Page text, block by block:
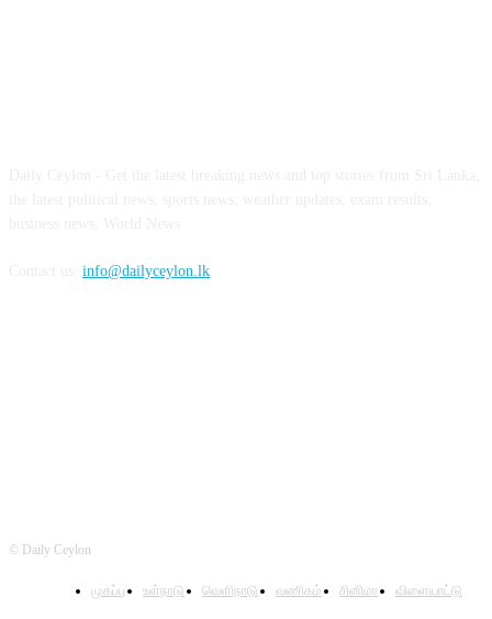
info@dailyceylon.lk
© Daily Ceylon
முகப்பு உள்நாடு வெளிநாடு வணிகம் சினிமா விளையாட்டு